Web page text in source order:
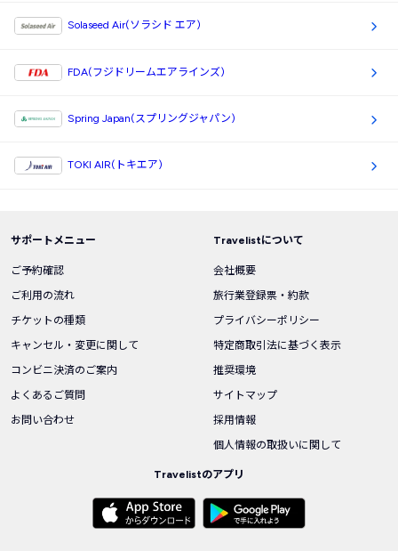
Solaseed Air(ソラシド エア)
FDA(フジドリームエアラインズ)
Spring Japan(スプリングジャパン)
TOKI AIR(トキエア)
サポートメニュー
ご予約確認
ご利用の流れ
チケットの種類
キャンセル・変更に関して
コンビニ決済のご案内
よくあるご質問
お問い合わせ
Travelistについて
会社概要
旅行業登録票・約款
プライバシーポリシー
特定商取引法に基づく表示
推奨環境
サイトマップ
採用情報
個人情報の取扱いに関して
Travelistのアプリ